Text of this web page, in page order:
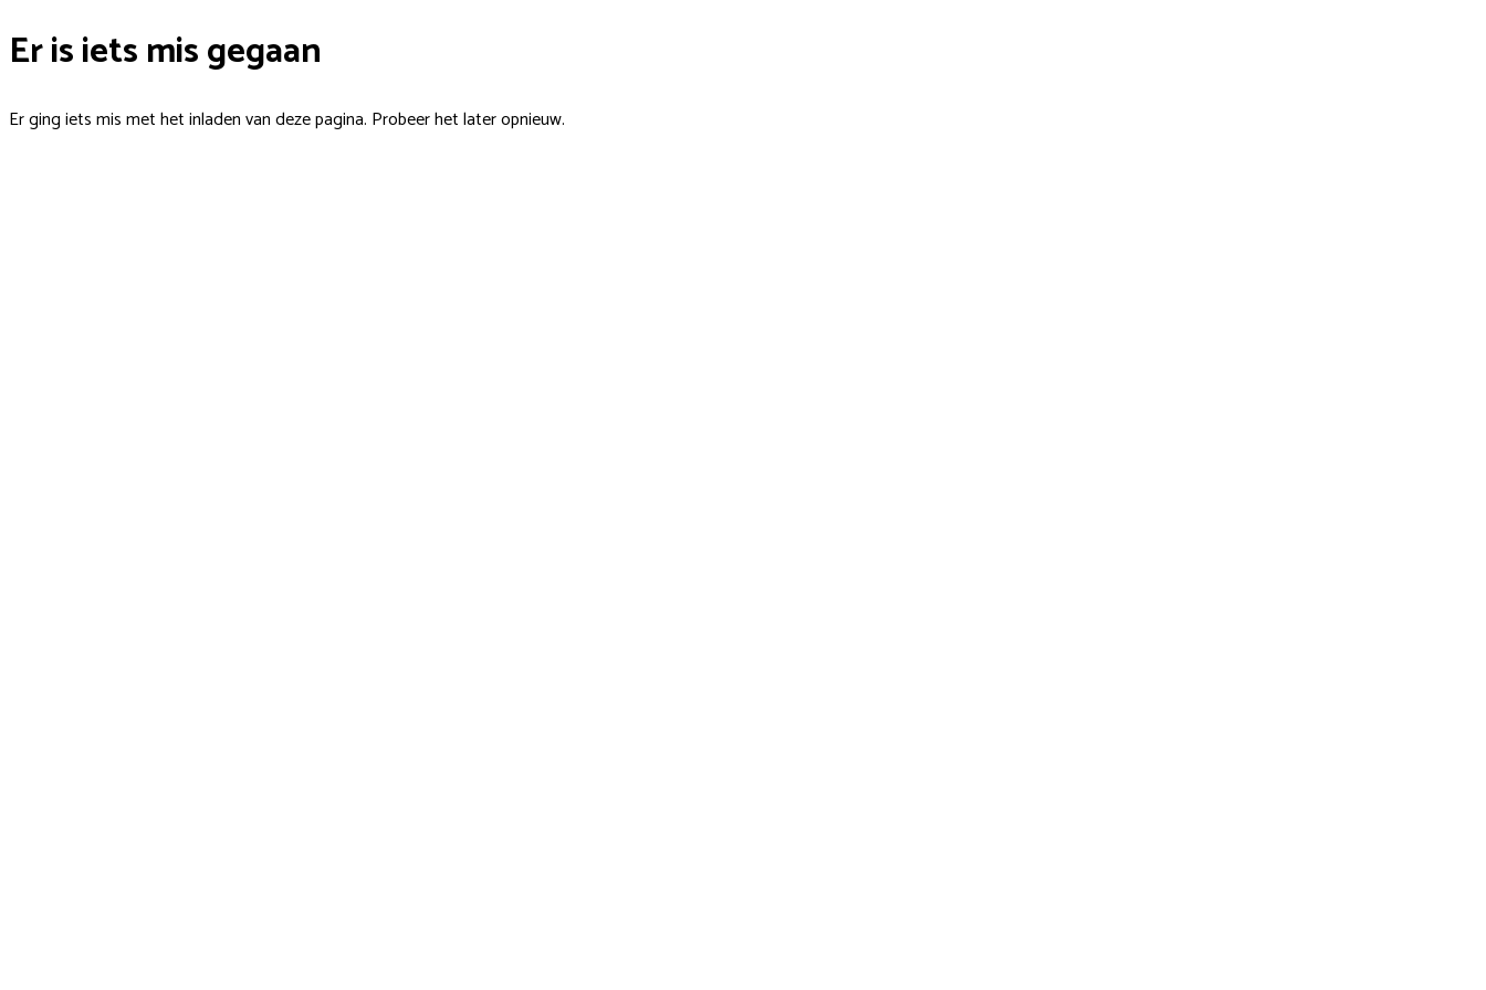
Er is iets mis gegaan
Er ging iets mis met het inladen van deze pagina. Probeer het later opnieuw.